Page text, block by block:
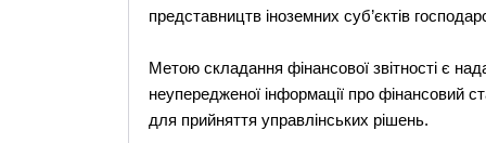
представництв іноземних суб’єктів
Метою складання фінансової звітності є
неупередженої інформації про фінансовий
для прийняття управлінських рішень.